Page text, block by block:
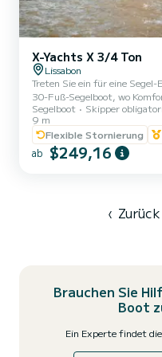
X-Yachts X 3/4 Ton
Lissabon
Treten Sie ein für eine
30-Fuß-Segelboot, wo
renoviert und dennoch reich
einen gemütlichen und
Badezimmer, Kühlschrank
entspannte Reise. Unsere
willkommen zu heißen und
Segelboot Skipper
9 m
Flexible Stornierung
ab $249,16
‹ Zurück
Brauchen Sie
Boot
Ein Experte findet